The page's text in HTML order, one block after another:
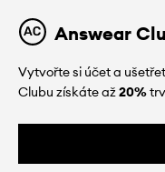
Answear
Vytvořte si účet a
Clubu získáte až20%